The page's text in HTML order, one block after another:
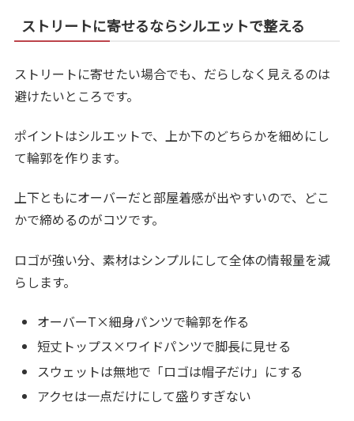
ストリートに寄せるならシルエットで整える
ストリートに寄せたい場合でも、だらしなく見えるのは
避けたいところです。
ポイントはシルエットで、上か下のどちらかを細めにし
て輪郭を作ります。
上下ともにオーバーだと部屋着感が出やすいので、どこ
かで締めるのがコツです。
ロゴが強い分、素材はシンプルにして全体の情報量を減
らします。
オーバーT×細身パンツで輪郭を作る
短丈トップス×ワイドパンツで脚長に見せる
スウェットは無地で「ロゴは帽子だけ」にする
アクセは一点だけにして盛りすぎない